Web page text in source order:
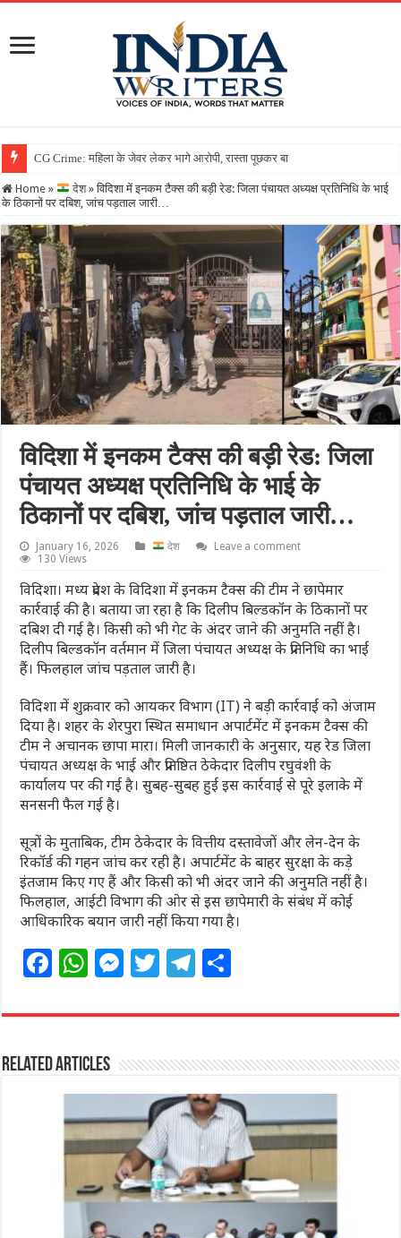
Home » देश » विदिशा में इनकम टैक्स की बड़ी रेड: जिला पंचायत अध्यक्ष प्रतिनिधि के भाई
के ठिकानों पर दबिश, जांच पड़ताल जारी…
विदिशा में इनकम टैक्स की बड़ी रेड: जिला
पंचायत अध्यक्ष प्रतिनिधि के भाई के
ठिकानों पर दबिश, जांच पड़ताल जारी…
January 16, 2026 देश
Leave a comment
130 Views
विदिशा। मध्य प्रदेश के विदिशा में इनकम टैक्स की टीम ने छापेमार
कार्रवाई की है। बताया जा रहा है कि दिलीप बिल्डकॉन के ठिकानों पर
दबिश दी गई है। किसी को भी गेट के अंदर जाने की अनुमति नहीं है।
दिलीप बिल्डकॉन वर्तमान में जिला पंचायत अध्यक्ष के प्रतिनिधि का भाई
हैं। फिलहाल जांच पड़ताल जारी है।
विदिशा में शुक्रवार को आयकर विभाग (IT) ने बड़ी कार्रवाई को अंजाम
दिया है। शहर के शेरपुरा स्थित समाधान अपार्टमेंट में इनकम टैक्स की
टीम ने अचानक छापा मारा। मिली जानकारी के अनुसार, यह रेड जिला
पंचायत अध्यक्ष के भाई और प्रतिष्ठित ठेकेदार दिलीप रघुवंशी के
कार्यालय पर की गई है। सुबह-सुबह हुई इस कार्रवाई से पूरे इलाके में
सनसनी फैल गई है।
सूत्रों के मुताबिक, टीम ठेकेदार के वित्तीय दस्तावेजों और लेन-देन के
रिकॉर्ड की गहन जांच कर रही है। अपार्टमेंट के बाहर सुरक्षा के कड़े
इंतजाम किए गए हैं और किसी को भी अंदर जाने की अनुमति नहीं है।
फिलहाल, आईटी विभाग की ओर से इस छापेमारी के संबंध में कोई
आधिकारिक बयान जारी नहीं किया गया है।
F
c
e
b
o
o
k
W
at
s
A
p
p
M
ss
n
g
e
r
T
itt
r
T
e
ra
m
ar
Related Articles